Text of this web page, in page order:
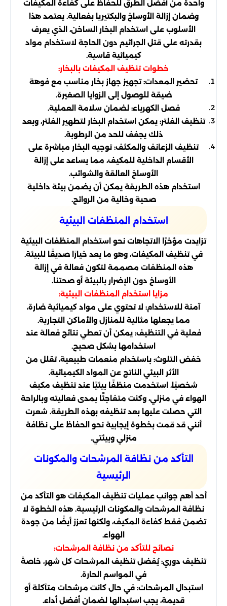
واحدة من أفضل الطرق للحفاظ على كفاءة المكيفات
وضمان إزالة الأوساخ والبكتيريا بفعالية. يعتمد هذا
الأسلوب على استخدام البخار الساخن، الذي يعرف
بقدرته على قتل الجراثيم دون الحاجة لاستخدام مواد
كيميائية قاسية.
خطوات تنظيف المكيفات بالبخار:
تحضير المعدات: تجهيز جهاز بخار مناسب مع فوهة
ضيقة للوصول إلى الزوايا الصغيرة.
فصل الكهرباء: لضمان سلامة العملية.
تنظيف الفلتر: يمكن استخدام البخار لتطهير الفلتر، وبعد
ذلك يجفف للحد من الرطوبة.
تنظيف الزعانف والمكثف: توجيه البخار مباشرة على
الأقسام الداخلية للمكيف، مما يساعد على إزالة
الأوساخ العالقة والشوائب.
استخدام هذه الطريقة يمكن أن يضمن بيئة داخلية
صحية وخالية من الروائح.
استخدام المنظفات البيئية
تزايدت مؤخرًا الاتجاهات نحو استخدام المنظفات البيئية
في تنظيف المكيفات، وهو ما يعد خيارًا صديقًا للبيئة.
هذه المنظفات مصممة لتكون فعالة في إزالة
الأوساخ دون الإضرار بالبيئة أو صحتنا.
مزايا استخدام المنظفات البيئية:
آمنة للاستخدام: لا تحتوي على مواد كيميائية ضارة،
مما يجعلها مثالية للمنازل والأماكن التجارية.
فعلية في التنظيف: يمكن أن تعطي نتائج فعالة عند
استخدامها بشكل صحيح.
خفض التلوث: باستخدام منعمات طبيعية، تقلل من
الأثر البيئي الناتج عن المواد الكيميائية.
شخصيًا، استخدمت منظفًا بيئيًا عند تنظيف مكيف
الهواء في منزلي، وكنت متفاجئًا بمدى فعاليته وبالراحة
التي حصلت عليها بعد تنظيفه بهذه الطريقة. شعرت
أنني قد قمت بخطوة إيجابية نحو الحفاظ على نظافة
منزلي وبيئتي.
التأكد من نظافة المرشحات والمكونات
الرئيسية
أحد أهم جوانب عمليات تنظيف المكيفات هو التأكد من
نظافة المرشحات والمكونات الرئيسية. هذه الخطوة لا
تضمن فقط كفاءة المكيف، ولكنها تعزز أيضًا من جودة
الهواء.
نصائح للتأكد من نظافة المرشحات:
تنظيف دوري: يُفضل تنظيف المرشحات كل شهر، خاصةً
في المواسم الحارة.
استبدال المرشحات: في حال كانت مرشحات متآكلة أو
قديمة، يجب استبدالها لضمان أفضل أداء.